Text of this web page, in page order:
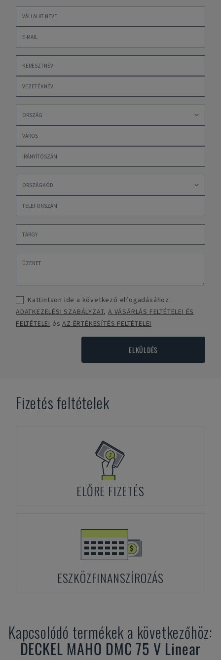
Kattintson ide a következő elfogadásához:
ADATKEZELÉSI SZABÁLYZAT,A VÁSÁRLÁS FELTÉTELEI ÉS
FELTÉTELEI ésAZ ÉRTÉKESÍTÉS FELTÉTELEI
ELKÜLDÉS
Fizetés feltételek
ELŐRE FIZETÉS
ESZKÖZFINANSZÍROZÁS
Kapcsolódó termékek a következőhöz:
DECKEL MAHO DMC 75 V Linear